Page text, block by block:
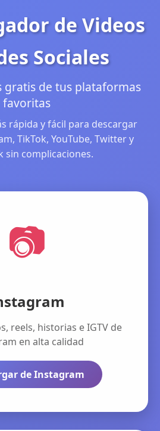
de Videos
Sociales
gratis de tus plataformas
favoritas
rápida y fácil para descargar
TikTok, YouTube, Twitter y
sin complicaciones.
📷
reels, historias e IGTV de
en alta calidad
de Instagram